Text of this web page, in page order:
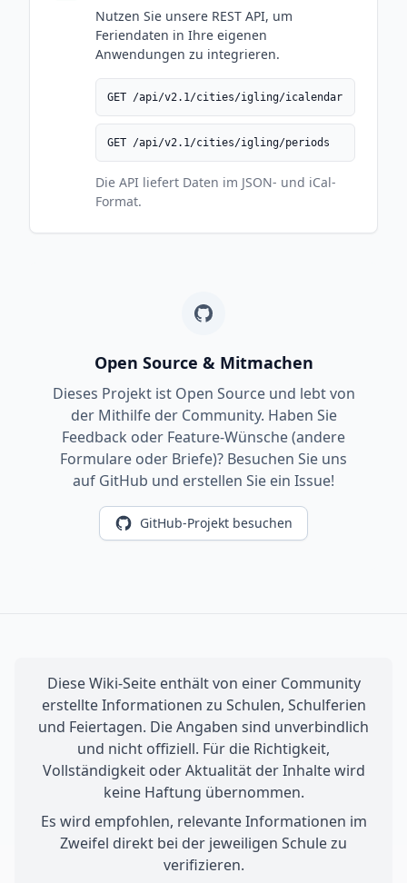
Nutzen Sie unsere REST API, um
Feriendaten in Ihre eigenen
Anwendungen zu integrieren.
GET /api/v2.1/cities/igling/icalendar
GET /api/v2.1/cities/igling/periods
Die API liefert Daten im JSON- und iCal-
Format.
Open Source & Mitmachen
Dieses Projekt ist Open Source und lebt von
der Mithilfe der Community. Haben Sie
Feedback oder Feature-Wünsche (andere
Formulare oder Briefe)? Besuchen Sie uns
auf GitHub und erstellen Sie ein Issue!
GitHub-Projekt besuchen
Diese Wiki-Seite enthält von einer Community
erstellte Informationen zu Schulen, Schulferien
und Feiertagen. Die Angaben sind unverbindlich
und nicht offiziell. Für die Richtigkeit,
Vollständigkeit oder Aktualität der Inhalte wird
keine Haftung übernommen.
Es wird empfohlen, relevante Informationen im
Zweifel direkt bei der jeweiligen Schule zu
verifizieren.